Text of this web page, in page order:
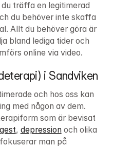
träffa en legitimerad
du behöver inte skaffa
Allt du behöver göra är
bland lediga tider och
online via video.
i Sandviken
och hos oss kan
med någon av dem.
som är bevisat
, depression och olika
man på